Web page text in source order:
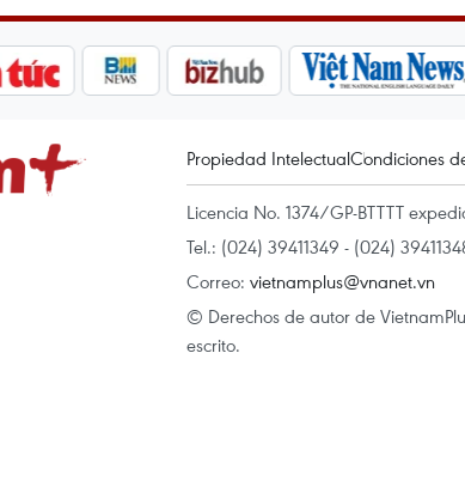
Propiedad IntelectualCondiciones
Licencia No. 1374/GP-BTTTT
Tel.: (024) 39411349 - (024)
Correo: vietnamplus@vnanet.vn
© Derechos de autor de
escrito.